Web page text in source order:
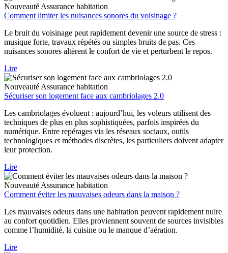
Nouveauté Assurance habitation
Comment limiter les nuisances sonores du voisinage ?
Le bruit du voisinage peut rapidement devenir une source de stress :
musique forte, travaux répétés ou simples bruits de pas. Ces
nuisances sonores altèrent le confort de vie et perturbent le repos.
Lire
Nouveauté Assurance habitation
Sécuriser son logement face aux cambriolages 2.0
Les cambriolages évoluent : aujourd’hui, les voleurs utilisent des
techniques de plus en plus sophistiquées, parfois inspirées du
numérique. Entre repérages via les réseaux sociaux, outils
technologiques et méthodes discrètes, les particuliers doivent adapter
leur protection.
Lire
Nouveauté Assurance habitation
Comment éviter les mauvaises odeurs dans la maison ?
Les mauvaises odeurs dans une habitation peuvent rapidement nuire
au confort quotidien. Elles proviennent souvent de sources invisibles
comme l’humidité, la cuisine ou le manque d’aération.
Lire